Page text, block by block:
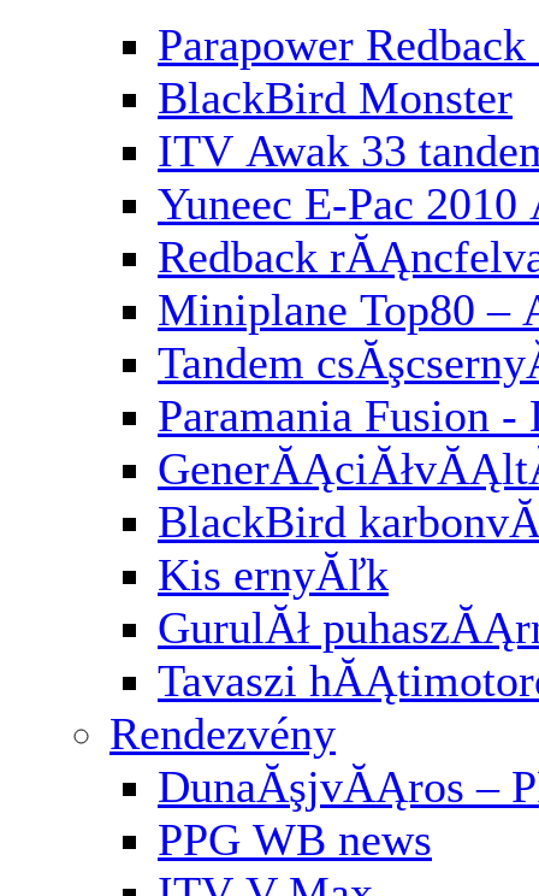
Parapower
BlackBird Monster
ITV Awak 33
Yuneec E-Pac
Redback
Miniplane Top80
Tandem
Paramania Fusion
BlackBird
Kis ernyĂľk
GurulĂł
Tavaszi
Rendezvény
DunaĂşjvĂĄros –
PPG WB news